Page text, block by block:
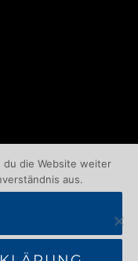
Reserved |
du die Website weiter
aus.